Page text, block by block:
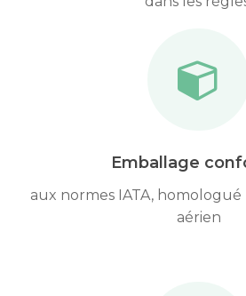
Emballage
aux normes IATA,
aérien